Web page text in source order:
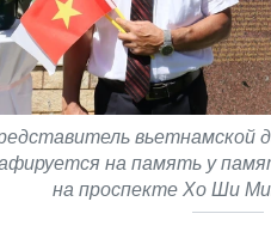
вьетнамской
на память у
на проспекте Хо Ши